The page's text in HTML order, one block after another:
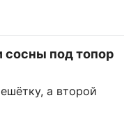
сосны под топор
а второй